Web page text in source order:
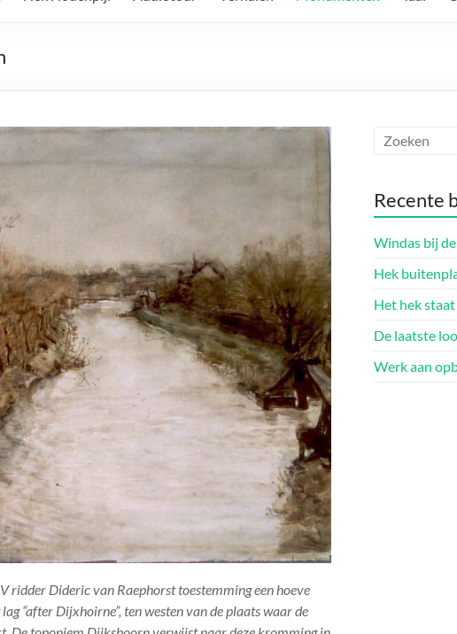
ridder Dideric van Raephorst toestemming een hoeve
“after Dijxhoirne”, ten westen van de plaats waar de
Recente
Windas bij
Hek
Het hek
De laatste
Werk aan